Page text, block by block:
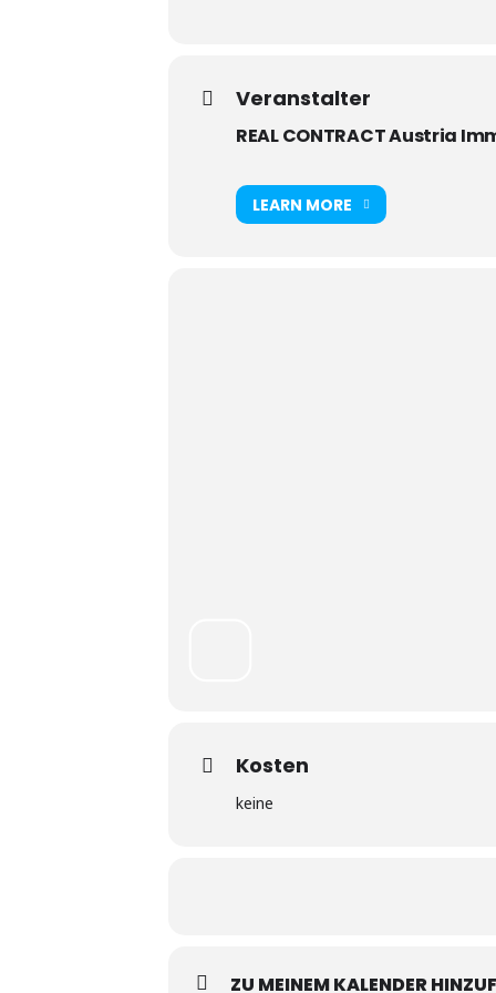
Veranstalter
REAL CONTRACT Austria
LEARN MORE
Kosten
keine
ZU MEINEM KALENDER